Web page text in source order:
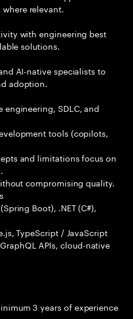
relevant.
with engineering best
solutions.
AI-native specialists to
adoption.
SDLC, and
tools (copilots,
and limitations focus on
compromising quality.
Boot), .NET (C#),
TypeScript / JavaScript
APIs, cloud-native
3 years of experience